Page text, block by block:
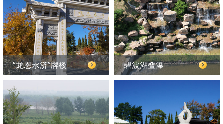
“龙恩永济”牌楼 碧波湖叠瀑